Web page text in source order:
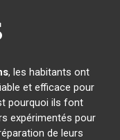
, les habitants ont
et efficace pour
pourquoi ils font
expérimentés pour
de leurs